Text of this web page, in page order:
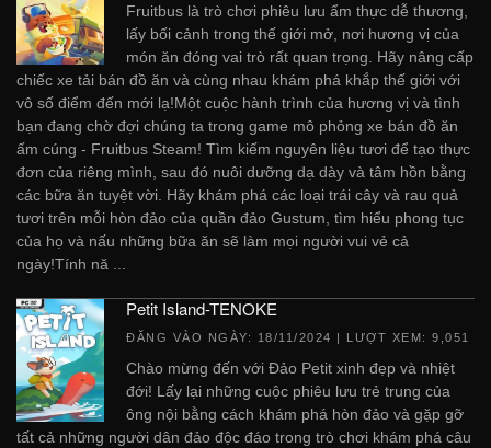
Fruitbus là trò chơi phiêu lưu ẩm thực dễ thương,
lấy bối cảnh trong thế giới mở, nơi hương vị của
món ăn đóng vai trò rất quan trọng. Hãy nâng cấp
chiếc xe tải bán đồ ăn và cùng nhau khám phá khắp thế giới với
vô số điểm đến mới lạ!Một cuộc hành trình của hương vị và tình
bạn đang chờ đợi chúng ta trong game mô phỏng xe bán đồ ăn
ấm cúng - Fruitbus Steam! Tìm kiếm nguyên liệu tươi để tạo thực
đơn của riêng mình, sau đó nuôi dưỡng dạ dày và tâm hồn bằng
các bữa ăn tuyệt vời. Hãy khám phá các loại trái cây và rau quả
tươi trên mỗi hòn đảo của quần đảo Gustum, tìm hiểu phong tục
của họ và nấu những bữa ăn sẽ làm mọi người vui vẻ cả
ngày!Tính nă ...
Petit Island-TENOKE
ĐĂNG VÀO NGÀY: 18/11/2024 | LƯỢT XEM: 9,051
Chào mừng đến với Đảo Petit xinh đẹp và nhiệt
đới! Lấy lại những cuộc phiêu lưu trẻ trung của
ông nội bằng cách khám phá hòn đảo và gặp gỡ
tất cả những người dân đảo độc đáo trong trò chơi khám phá câu